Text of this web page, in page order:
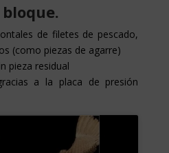
de filetes de pescado,
(como piezas de agarre)
pieza residual
a la placa de presión